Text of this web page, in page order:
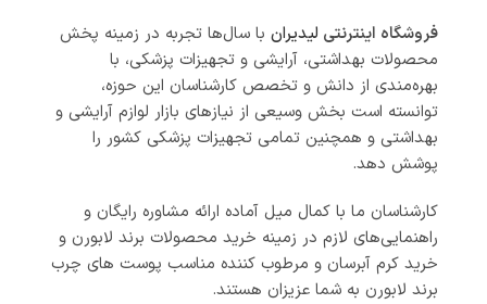
فروشگاه اینترنتی لیدیران با سال‌ها تجربه در زمینه پخش
محصولات بهداشتی، آرایشی و تجهیزات پزشکی، با
بهره‌مندی از دانش و تخصص کارشناسان این حوزه،
توانسته است بخش وسیعی از نیازهای بازار لوازم آرایشی و
بهداشتی و همچنین تمامی تجهیزات پزشکی کشور را
پوشش دهد.
کارشناسان ما با کمال میل آماده ارائه مشاوره رایگان و
راهنمایی‌های لازم در زمینه خرید محصولات برند لابورن و
خرید کرم آبرسان و مرطوب کننده مناسب پوست های چرب
برند لابورن به شما عزیزان هستند.